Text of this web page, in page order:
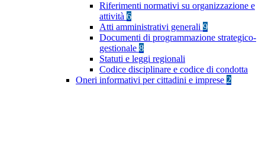
Riferimenti normativi su organizzazione e
attività 6
Atti amministrativi generali 9
Documenti di programmazione strategico-
gestionale 8
Statuti e leggi regionali
Codice disciplinare e codice di condotta
Oneri informativi per cittadini e imprese 2